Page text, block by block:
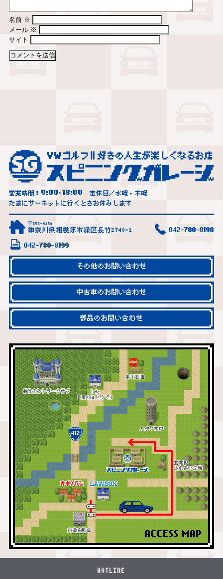
名前 ※
メール ※
サイト
営業時間： 9:00~18:00
定休日／水曜・木曜
たまにサーキットに行くときお休みします
〒252-0154
神奈川県相模原市緑区長竹2748-1 042-780-8198
042-780-8199
その他のお問い合わせ
中古車のお問い合わせ
部品のお問い合わせ
HOTLINE